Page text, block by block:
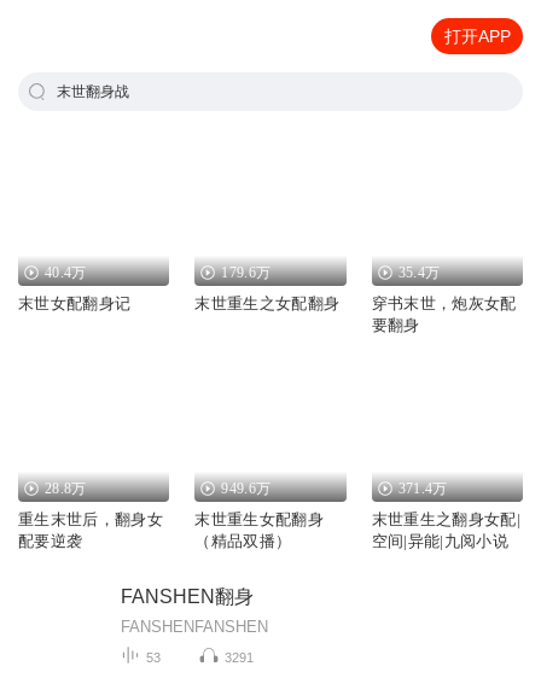
打开APP
末世翻身战
40.4万
末世女配翻身记
179.6万
末世重生之女配翻身
35.4万
穿书末世，炮灰女配
要翻身
28.8万
重生末世后，翻身女
配要逆袭
949.6万
末世重生女配翻身
（精品双播）
371.4万
末世重生之翻身女配|
空间|异能|九阅小说
FANSHEN翻身
FANSHENFANSHEN
53 3291